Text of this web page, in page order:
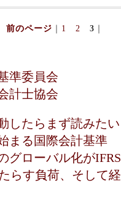
前のページ ｜ 1 2 3 ｜
準委員会
計士協会
したらまず読みた
まる国際会計基準
グローバル化が
らす負荷、そして